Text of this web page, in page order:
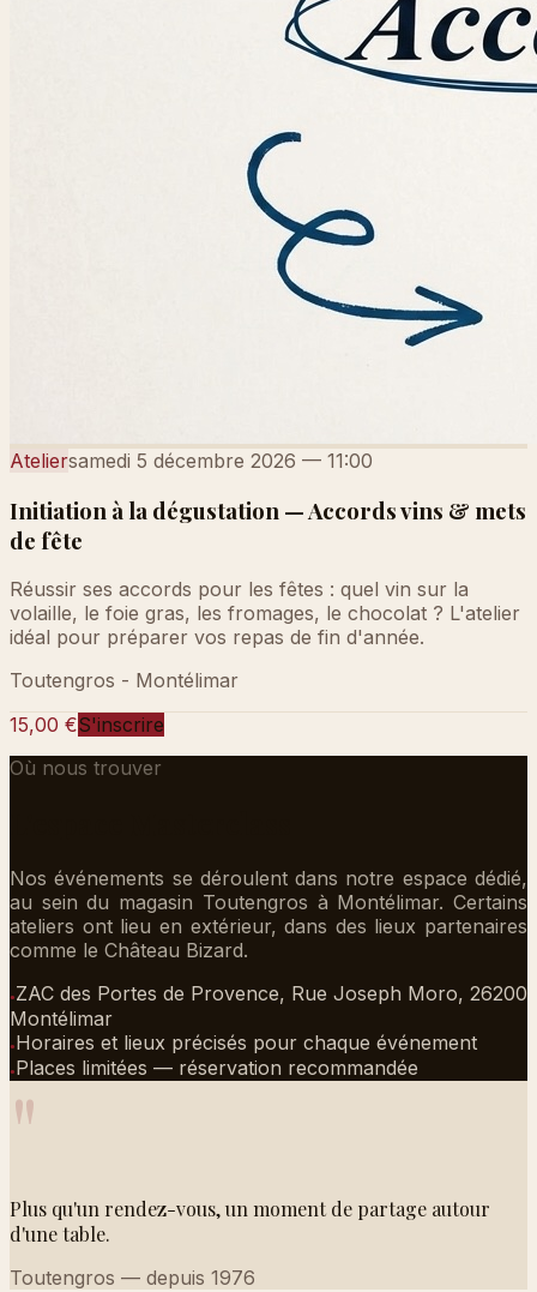
Ateliersamedi 5 décembre 2026 — 11:00
Initiation à la dégustation — Accords vins & mets
de fête
Réussir ses accords pour les fêtes : quel vin sur la
volaille, le foie gras, les fromages, le chocolat ? L'atelier
idéal pour préparer vos repas de fin d'année.
Toutengros - Montélimar
15,00 €S'inscrire
Où nous trouver
Nos événements se déroulent dans notre espace dédié,
au sein du magasin Toutengros à Montélimar. Certains
ateliers ont lieu en extérieur, dans des lieux partenaires
comme le Château Bizard.
● ZAC des Portes de Provence, Rue Joseph Moro, 26200
Montélimar
● Horaires et lieux précisés pour chaque événement
● Places limitées — réservation recommandée
"
Plus qu'un rendez-vous, un moment de partage autour
d'une table.
Toutengros — depuis 1976